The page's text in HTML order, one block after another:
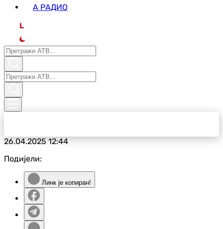
А РАДИО
L
26.04.202512:44
Подијели:
Линк је копиран!